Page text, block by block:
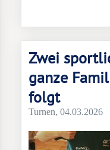
Zwei
ganze
folgt
Turnen, 04.03.2026